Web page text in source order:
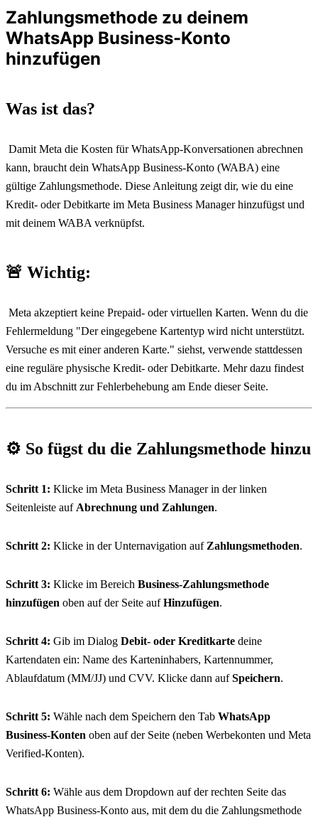
Zahlungsmethode zu deinem
WhatsApp Business-Konto
hinzufügen
Was ist das?
kann, braucht dein WhatsApp Business-Konto (WABA) eine
gültige Zahlungsmethode. Diese Anleitung zeigt dir, wie du eine
Kredit- oder Debitkarte im Meta Business Manager hinzufügst und
mit deinem WABA verknüpfst.
🚨 Wichtig:
Fehlermeldung "Der eingegebene Kartentyp wird nicht unterstützt.
Versuche es mit einer anderen Karte." siehst, verwende stattdessen
eine reguläre physische Kredit- oder Debitkarte. Mehr dazu findest
du im Abschnitt zur Fehlerbehebung am Ende dieser Seite.
⚙️ So fügst du die Zahlungsmethode hinzu
Schritt 1: Klicke im Meta Business Manager in der linken
Seitenleiste auf Abrechnung und Zahlungen.
Schritt 2: Klicke in der Unternavigation auf Zahlungsmethoden.
Schritt 3: Klicke im Bereich Business-Zahlungsmethode
hinzufügen oben auf der Seite auf Hinzufügen.
Schritt 4: Gib im Dialog Debit- oder Kreditkarte deine
Kartendaten ein: Name des Karteninhabers, Kartennummer,
Ablaufdatum (MM/JJ) und CVV. Klicke dann auf Speichern.
Schritt 5: Wähle nach dem Speichern den Tab WhatsApp
Business-Konten oben auf der Seite (neben Werbekonten und Meta
Verified-Konten).
Schritt 6: Wähle aus dem Dropdown auf der rechten Seite das
WhatsApp Business-Konto aus, mit dem du die Zahlungsmethode